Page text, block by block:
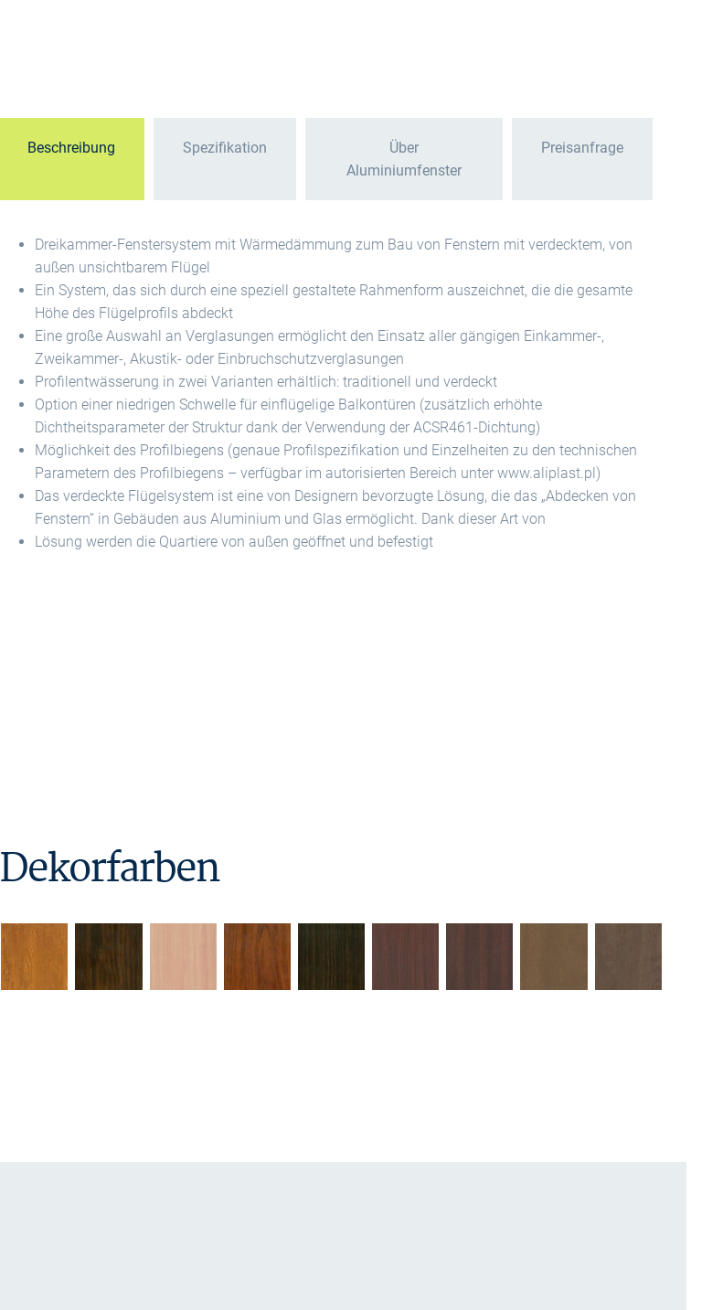
Beschreibung Spezifikation
Über
Aluminiumfenster
Preisanfrage
Dreikammer-Fenstersystem mit Wärmedämmung zum Bau von Fenstern mit verdecktem, von
außen unsichtbarem Flügel
Ein System, das sich durch eine speziell gestaltete Rahmenform auszeichnet, die die gesamte
Höhe des Flügelprofils abdeckt
Eine große Auswahl an Verglasungen ermöglicht den Einsatz aller gängigen Einkammer-,
Zweikammer-, Akustik- oder Einbruchschutzverglasungen
Profilentwässerung in zwei Varianten erhältlich: traditionell und verdeckt
Option einer niedrigen Schwelle für einflügelige Balkontüren (zusätzlich erhöhte
Dichtheitsparameter der Struktur dank der Verwendung der ACSR461-Dichtung)
Möglichkeit des Profilbiegens (genaue Profilspezifikation und Einzelheiten zu den technischen
Parametern des Profilbiegens – verfügbar im autorisierten Bereich unter www.aliplast.pl)
Das verdeckte Flügelsystem ist eine von Designern bevorzugte Lösung, die das „Abdecken von
Fenstern“ in Gebäuden aus Aluminium und Glas ermöglicht. Dank dieser Art von
Lösung werden die Quartiere von außen geöffnet und befestigt
Dekorfarben